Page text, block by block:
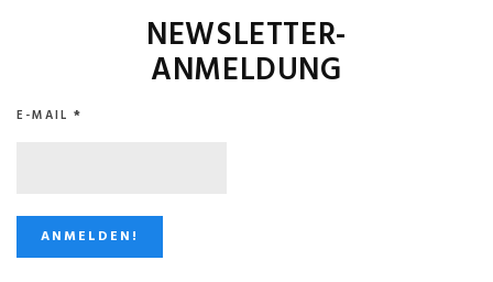
NEWSLETTER-
ANMELDUNG
E-MAIL *